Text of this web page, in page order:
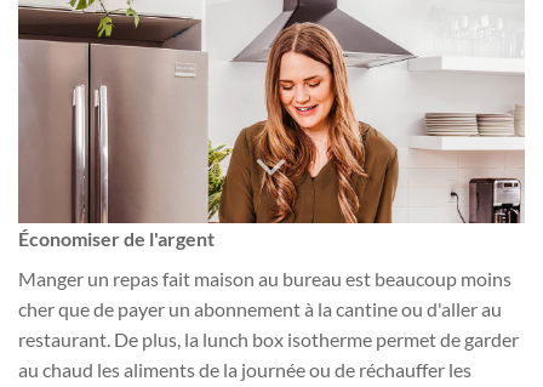
Économiser de l'argent
Manger un repas fait maison au bureau est beaucoup moins
cher que de payer un abonnement à la cantine ou d'aller au
restaurant. De plus, la lunch box isotherme permet de garder
au chaud les aliments de la journée ou de réchauffer les